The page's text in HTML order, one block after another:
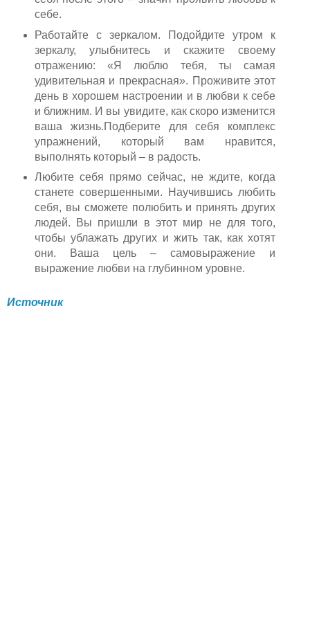
себе.
Работайте с зеркалом. Подойдите утром к
зеркалу, улыбнитесь и скажите своему
отражению: «Я люблю тебя, ты самая
удивительная и прекрасная». Проживите этот
день в хорошем настроении и в любви к себе
и ближним. И вы увидите, как скоро изменится
ваша жизнь.Подберите для себя комплекс
упражнений, который вам нравится,
выполнять который – в радость.
Любите себя прямо сейчас, не ждите, когда
станете совершенными. Научившись любить
себя, вы сможете полюбить и принять других
людей. Вы пришли в этот мир не для того,
чтобы ублажать других и жить так, как хотят
они. Ваша цель – самовыражение и
выражение любви на глубинном уровне.
Источник